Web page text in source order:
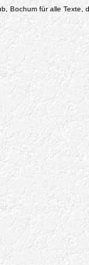
Bochum für alle Texte,